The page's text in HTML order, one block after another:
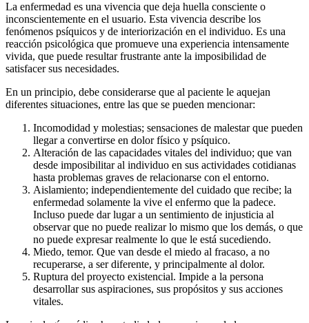
La enfermedad es una vivencia que deja huella consciente o
inconscientemente en el usuario. Esta vivencia describe los
fenómenos psíquicos y de interiorización en el individuo. Es una
reacción psicológica que promueve una experiencia intensamente
vivida, que puede resultar frustrante ante la imposibilidad de
satisfacer sus necesidades.
En un principio, debe considerarse que al paciente le aquejan
diferentes situaciones, entre las que se pueden mencionar:
Incomodidad y molestias; sensaciones de malestar que pueden
llegar a convertirse en dolor físico y psíquico.
Alteración de las capacidades vitales del individuo; que van
desde imposibilitar al individuo en sus actividades cotidianas
hasta problemas graves de relacionarse con el entorno.
Aislamiento; independientemente del cuidado que recibe; la
enfermedad solamente la vive el enfermo que la padece.
Incluso puede dar lugar a un sentimiento de injusticia al
observar que no puede realizar lo mismo que los demás, o que
no puede expresar realmente lo que le está sucediendo.
Miedo, temor. Que van desde el miedo al fracaso, a no
recuperarse, a ser diferente, y principalmente al dolor.
Ruptura del proyecto existencial. Impide a la persona
desarrollar sus aspiraciones, sus propósitos y sus acciones
vitales.